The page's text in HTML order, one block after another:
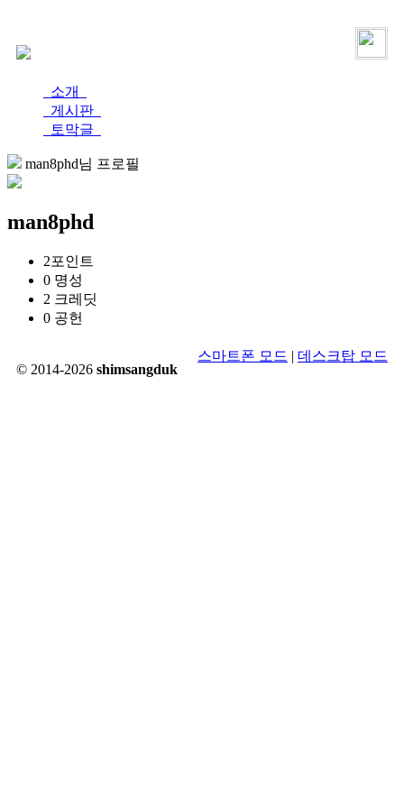
소개
게시판
토막글
man8phd님 프로필
man8phd
2포인트
0 명성
2 크레딧
0 공헌
© 2014-2026 shimsangduk
스마트폰 모드 | 데스크탑 모드